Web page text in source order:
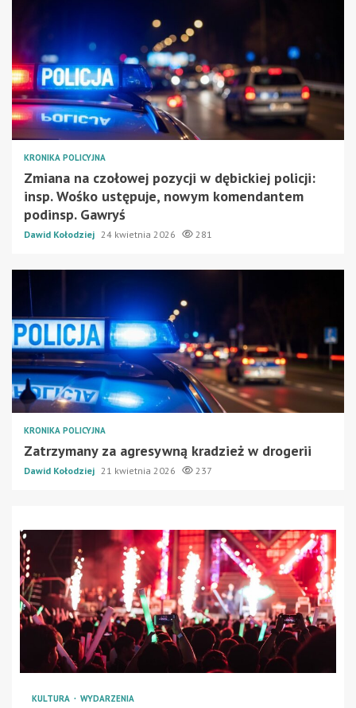
KRONIKA POLICYJNA
Zmiana na czołowej pozycji w dębickiej policji:
insp. Wośko ustępuje, nowym komendantem
podinsp. Gawryś
Dawid Kołodziej 24 kwietnia 2026 281
KRONIKA POLICYJNA
Zatrzymany za agresywną kradzież w drogerii
Dawid Kołodziej 21 kwietnia 2026 237
KULTURA WYDARZENIA